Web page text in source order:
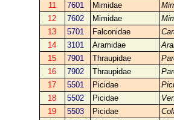
11
7601 Mimidae
12
7602 Mimidae
13
5701 Falconidae
14
3101 Aramidae
15
7901 Thraupidae
16
7902 Thraupidae
17
5501 Picidae
18
5502 Picidae
19
5503 Picidae